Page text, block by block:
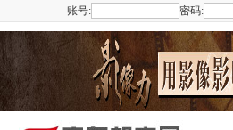
账号: 密码: